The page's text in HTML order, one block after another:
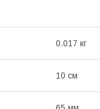
0.017 кг
10 см